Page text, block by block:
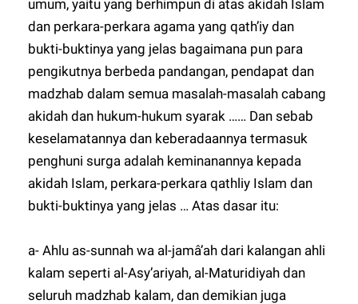
umum, yaitu yang berhimpun di atas akidah Islam
dan perkara-perkara agama yang qath’iy dan
bukti-buktinya yang jelas bagaimana pun para
pengikutnya berbeda pandangan, pendapat dan
madzhab dalam semua masalah-masalah cabang
akidah dan hukum-hukum syarak …… Dan sebab
keselamatannya dan keberadaannya termasuk
penghuni surga adalah keminanannya kepada
akidah Islam, perkara-perkara qathliy Islam dan
bukti-buktinya yang jelas … Atas dasar itu:
a- Ahlu as-sunnah wa al-jamâ’ah dari kalangan ahli
kalam seperti al-Asy’ariyah, al-Maturidiyah dan
seluruh madzhab kalam, dan demikian juga